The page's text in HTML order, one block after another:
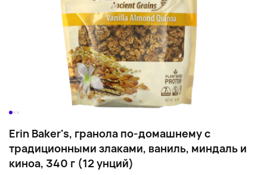
Erin Baker's, гранола по-домашнему с
традиционными злаками, ваниль, миндаль и
киноа, 340 г (12 унций)